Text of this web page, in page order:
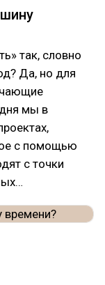
так, словно
Да, но для
мы в
с помощью
с точки